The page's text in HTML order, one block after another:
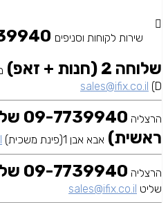
שירות לקוחות וסניפים
שלוחה 2 (חנות + זאפ)
D)
sales@ifix.co.il
הרצליה
ראשית) אבא אבן 1(פינת משכית)
הרצליה 09-7739940 שלוחה 3
שליט sales@ifix.co.il